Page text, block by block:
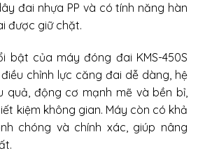
đai nhựa PP và có tính năng hàn
được giữ chặt.
bật của máy đóng đai KMS-450S
chỉnh lực căng đai dễ dàng, hệ
quả, động cơ mạnh mẽ và bền bỉ,
kiệm không gian. Máy còn có khả
chóng và chính xác, giúp nâng